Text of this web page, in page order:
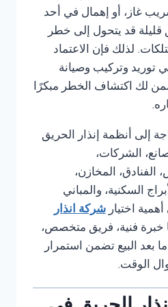
غاز، أو إهمال في أحد
قليلة قد يتحول إلى خطر
لذلك فإن الاعتماد
وتركيب وصيانة
لك اكتشاف الخطر مبكرًا
إلى أنظمة إنذار الحريق
الشركات،
المخازن،
السكنية، والمباني
اختيار شركة انذار
خبرة فنية، فريق متخصص،
بعد البيع تضمن استمرار
الوقت.